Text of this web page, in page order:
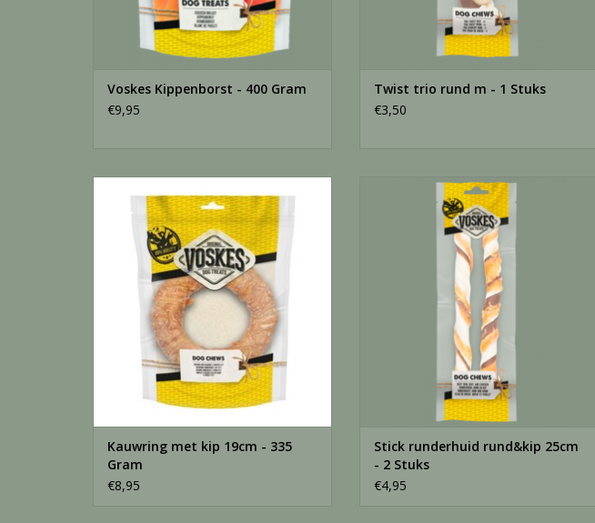
Voskes Kippenborst - 400 Gram
€9,95
Twist trio rund m - 1 Stuks
€3,50
TOEVOEGEN AAN WINKELWAGEN
Kauwring met kip 19cm - 335
Gram
€8,95
Stick runderhuid rund&kip 25cm - 2 Stuks
TOEVOEGEN AAN WINKELWAGEN
Stick runderhuid rund&kip 25cm
- 2 Stuks
€4,95